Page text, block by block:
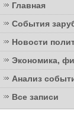
Главная
События
Новости
Экономика,
Анализ
Все записи